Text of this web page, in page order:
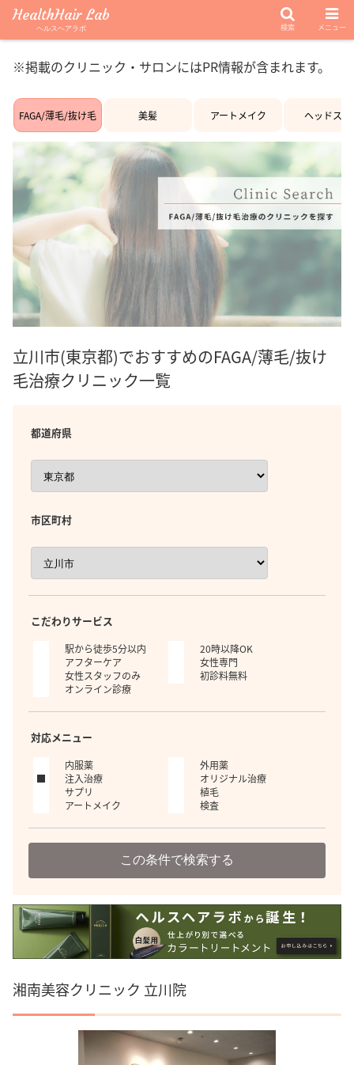
※掲載のクリニック・サロンにはPR情報が含まれます。
FAGA/薄毛/抜け毛 美髪 アートメイク ヘッドスパ
立川市(東京都)でおすすめのFAGA/薄毛/抜け
毛治療クリニック一覧
都道府県
市区町村
こだわりサービス
駅から徒歩5分以内
20時以降OK
アフターケア
女性専門
女性スタッフのみ
初診料無料
オンライン診療
対応メニュー
内服薬
外用薬
注入治療
オリジナル治療
サプリ
植毛
アートメイク
検査
この条件で検索する
湘南美容クリニック 立川院
HealthHair Lab
ヘルスヘアラボ 検索 メニュー